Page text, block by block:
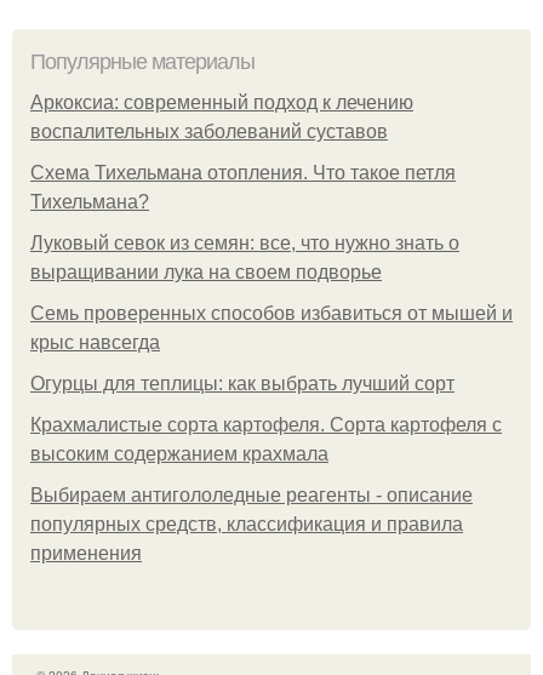
Популярные материалы
Аркоксиа: современный подход к лечению
воспалительных заболеваний суставов
Схема Тихельмана отопления. Что такое петля
Тихельмана?
Луковый севок из семян: все, что нужно знать о
выращивании лука на своем подворье
Семь проверенных способов избавиться от мышей и
крыс навсегда
Огурцы для теплицы: как выбрать лучший сорт
Крахмалистые сорта картофеля. Сорта картофеля с
высоким содержанием крахмала
Выбираем антигололедные реагенты - описание
популярных средств, классификация и правила
применения